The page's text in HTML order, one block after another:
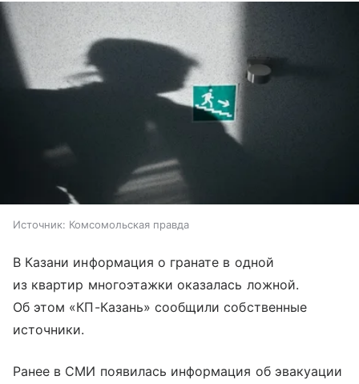
Источник: Комсомольская правда
В Казани информация о гранате в одной
из квартир многоэтажки оказалась ложной.
Об этом «КП-Казань» сообщили собственные
источники.
Ранее в СМИ появилась информация об эвакуации